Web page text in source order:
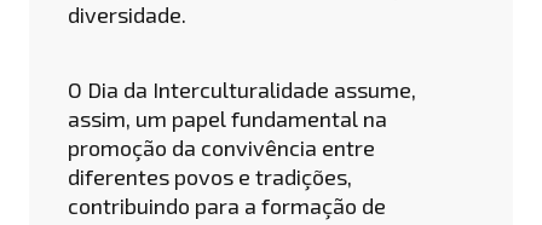
diversidade.
O Dia da Interculturalidade assume,
assim, um papel fundamental na
promoção da convivência entre
diferentes povos e tradições,
contribuindo para a formação de